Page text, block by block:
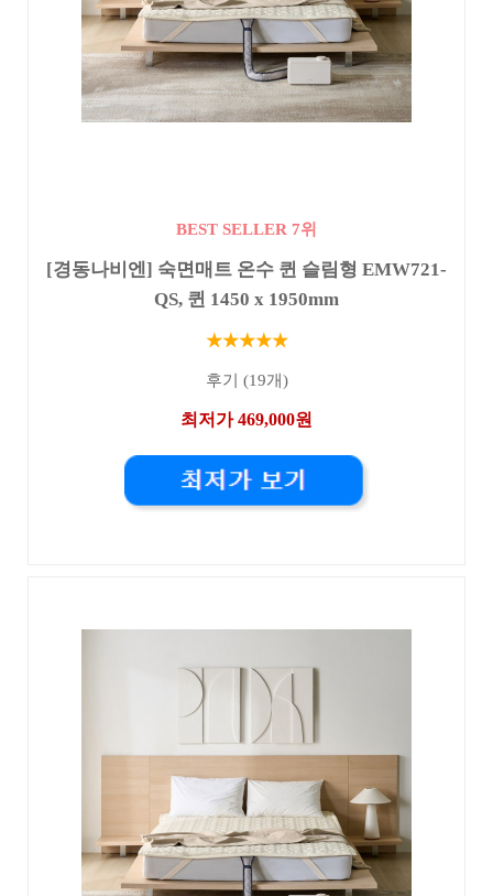
BEST SELLER 7위
[경동나비엔] 숙면매트 온수 퀸 슬림형 EMW721-
QS, 퀸 1450 x 1950mm
★★★★★
후기 (19개)
최저가 469,000원